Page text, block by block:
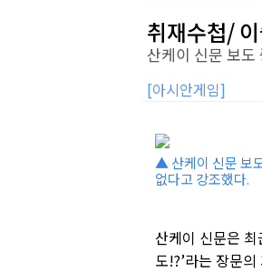
취재수첩/
산케이 신문 보도
[아시안게임]
▲ 산케이 신문 보
없다고 강조했다.
산케이 신문은
도!?’라는 장문